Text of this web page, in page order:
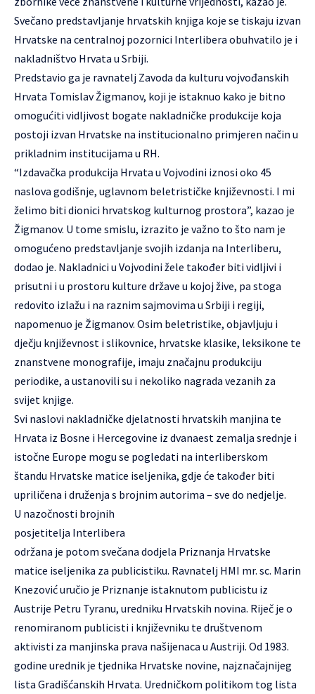
Svečano predstavljanje hrvatskih knjiga koje se tiskaju izvan
Hrvatske na centralnoj pozornici Interlibera obuhvatilo je i
nakladništvo Hrvata u Srbiji.
Predstavio ga je ravnatelj Zavoda da kulturu vojvođanskih
Hrvata Tomislav Žigmanov, koji je istaknuo kako je bitno
omogućiti vidljivost bogate nakladničke produkcije koja
postoji izvan Hrvatske na institucionalno primjeren način u
prikladnim institucijama u RH.
“Izdavačka produkcija Hrvata u Vojvodini iznosi oko 45
naslova godišnje, uglavnom beletrističke književnosti. I mi
želimo biti dionici hrvatskog kulturnog prostora”, kazao je
Žigmanov. U tome smislu, izrazito je važno to što nam je
omogućeno predstavljanje svojih izdanja na Interliberu,
dodao je. Nakladnici u Vojvodini žele također biti vidljivi i
prisutni i u prostoru kulture države u kojoj žive, pa stoga
redovito izlažu i na raznim sajmovima u Srbiji i regiji,
napomenuo je Žigmanov. Osim beletristike, objavljuju i
dječju književnost i slikovnice, hrvatske klasike, leksikone te
znanstvene monografije, imaju značajnu produkciju
periodike, a ustanovili su i nekoliko nagrada vezanih za
svijet knjige.
Svi naslovi nakladničke djelatnosti hrvatskih manjina te
Hrvata iz Bosne i Hercegovine iz dvanaest zemalja srednje i
istočne Europe mogu se pogledati na interliberskom
štandu Hrvatske matice iseljenika, gdje će također biti
upriličena i druženja s brojnim autorima – sve do nedjelje.
U nazočnosti brojnih
posjetitelja Interlibera
održana je potom svečana dodjela Priznanja Hrvatske
matice iseljenika za publicistiku. Ravnatelj HMI mr. sc. Marin
Knezović uručio je Priznanje istaknutom publicistu iz
Austrije Petru Tyranu, uredniku Hrvatskih novina. Riječ je o
renomiranom publicisti i književniku te društvenom
aktivisti za manjinska prava našijenaca u Austriji. Od 1983.
godine urednik je tjednika Hrvatske novine, najznačajnijeg
lista Gradišćanskih Hrvata. Uredničkom politikom tog lista